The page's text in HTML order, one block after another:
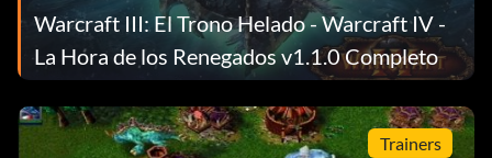
Warcraft III: El Trono Helado - Warcraft IV -
La Hora de los Renegados v1.1.0 Completo
Trainers